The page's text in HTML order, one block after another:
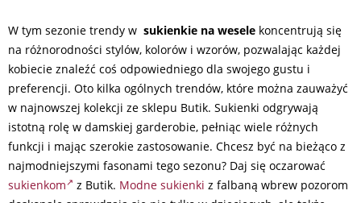
W tym sezonie trendy w sukienkie na wesele koncentrują się
na różnorodności stylów, kolorów i wzorów, pozwalając każdej
kobiecie znaleźć coś odpowiedniego dla swojego gustu i
preferencji. Oto kilka ogólnych trendów, które można zauważyć
w najnowszej kolekcji ze sklepu Butik. Sukienki odgrywają
istotną rolę w damskiej garderobie, pełniąc wiele różnych
funkcji i mając szerokie zastosowanie. Chcesz być na bieżąco z
najmodniejszymi fasonami tego sezonu? Daj się oczarować
sukienkom
z Butik. Modne sukienki z falbaną wbrew pozorom